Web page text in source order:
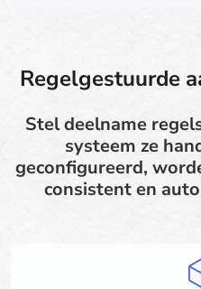
Regelgestuurde
Stel deelname
systeem ze
geconfigureerd,
consistent en